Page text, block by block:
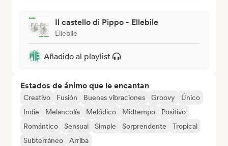
Il castello di Pippo - Ellebile
Ellebile
Añadido al playlist
Estados de ánimo que le encantan
Creativo Fusión Buenas vibraciones Groovy
Único
Indie
Melancolía Melódico Midtempo
Positivo
Romántico
Sensual Simple Sorprendente
Tropical
Subterráneo
Arriba